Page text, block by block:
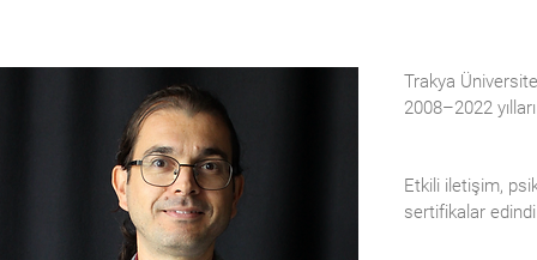
Trakya
2008–2022
Etkili iletişim,
sertifikalar